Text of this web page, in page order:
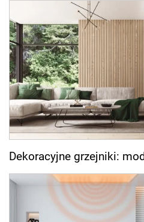
Dekoracyjne grzejniki: